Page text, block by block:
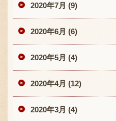
2020年7月 (9)
2020年6月 (6)
2020年5月 (4)
2020年4月 (12)
2020年3月 (4)